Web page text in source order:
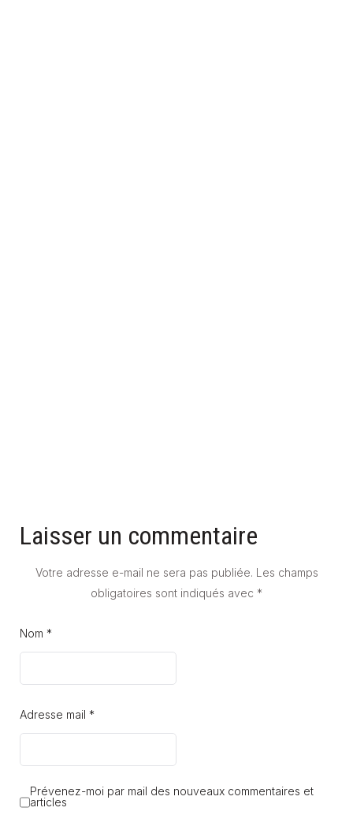
Laisser un commentaire
Votre adresse e-mail ne sera pas publiée. Les champs
obligatoires sont indiqués avec *
Nom *
Adresse mail *
Prévenez-moi par mail des nouveaux commentaires et
articles